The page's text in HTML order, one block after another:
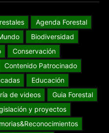
Agenda Forestal
Biodiversidad
Conservación
Contenido Patrocinado
Educación
de videos
Guia Forestal
y proyectos